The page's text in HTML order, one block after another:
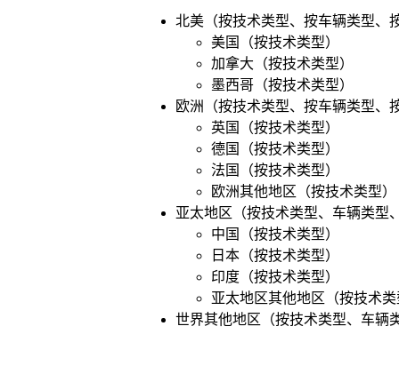
北美（按技术类型、按车辆类型、
美国（按技术类型）
加拿大（按技术类型）
墨西哥（按技术类型）
欧洲（按技术类型、按车辆类型、
英国（按技术类型）
德国（按技术类型）
法国（按技术类型）
欧洲其他地区（按技术类型）
亚太地区（按技术类型、车辆类型
中国（按技术类型）
日本（按技术类型）
印度（按技术类型）
亚太地区其他地区（按技术
世界其他地区（按技术类型、车辆